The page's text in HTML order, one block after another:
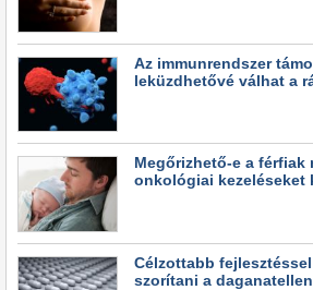
Az immunrendszer
leküzdhetővé válhat a
Megőrizhető-e a férfiak
onkológiai kezeléseket
Célzottabb
szorítani a